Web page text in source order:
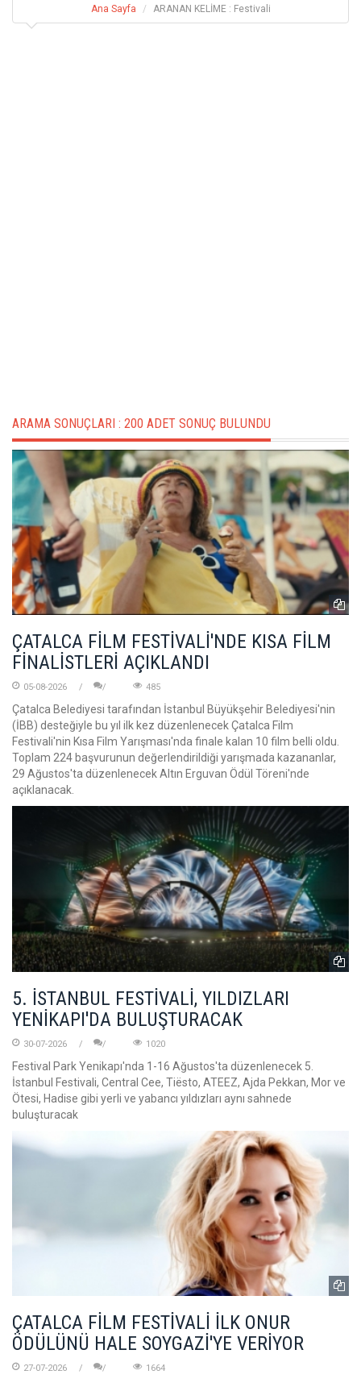
Ana Sayfa ARANAN KELİME : Festivali
ARAMA SONUÇLARI : 200 ADET SONUÇ BULUNDU
ÇATALCA FİLM FESTİVALİ'NDE KISA FİLM
FİNALİSTLERİ AÇIKLANDI
05-08-2026 485
Çatalca Belediyesi tarafından İstanbul Büyükşehir Belediyesi'nin
(İBB) desteğiyle bu yıl ilk kez düzenlenecek Çatalca Film
Festivali'nin Kısa Film Yarışması'nda finale kalan 10 film belli oldu.
Toplam 224 başvurunun değerlendirildiği yarışmada kazananlar,
29 Ağustos'ta düzenlenecek Altın Erguvan Ödül Töreni'nde
açıklanacak.
5. İSTANBUL FESTİVALİ, YILDIZLARI
YENİKAPI'DA BULUŞTURACAK
30-07-2026 1020
Festival Park Yenikapı'nda 1-16 Ağustos'ta düzenlenecek 5.
İstanbul Festivali, Central Cee, Tiësto, ATEEZ, Ajda Pekkan, Mor ve
Ötesi, Hadise gibi yerli ve yabancı yıldızları aynı sahnede
buluşturacak
ÇATALCA FİLM FESTİVALİ İLK ONUR
ÖDÜLÜNÜ HALE SOYGAZİ'YE VERİYOR
27-07-2026 1664